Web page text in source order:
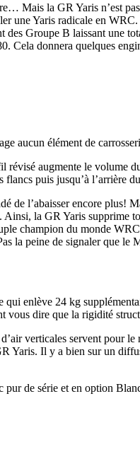
Mais la GR Yaris n’est
une Yaris radicale en
Groupe B laissant une
Cela donnera quelques
aucun élément de
augmente le volume
puis jusqu’à l’arrière
l’abaisser encore plus!
la GR Yaris supprime
champion du monde
la peine de signaler que le
enlève 24 kg
dire que la rigidité
verticales servent pour
Yaris. Il y a bien sur un
de série et en option